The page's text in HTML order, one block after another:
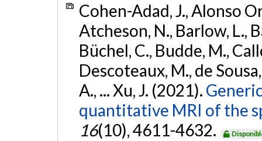
Cohen-Adad, J., Alonso
Atcheson, N., Barlow, L.,
Büchel, C., Budde, M.,
Descoteaux, M., de
A., ... Xu, J. (2021).
quantitative MRI of the
16(10), 4611-4632.